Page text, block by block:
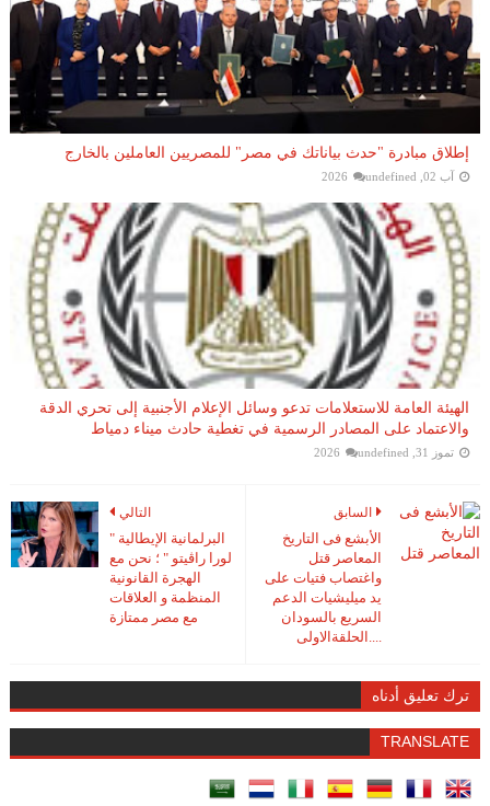
إطلاق مبادرة "حدث بياناتك في مصر" للمصريين العاملين بالخارج
آب 02, 2026 undefined
الهيئة العامة للاستعلامات تدعو وسائل الإعلام الأجنبية إلى تحري الدقة
والاعتماد على المصادر الرسمية في تغطية حادث ميناء دمياط
تموز 31, 2026 undefined
التالي
البرلمانية الإيطالية "
لورا راڤيتو " ؛ نحن مع
الهجرة القانونية
المنظمة و العلاقات
مع مصر ممتازة
السابق
الأبشع فى التاريخ
المعاصر قتل
واغتصاب فتيات على
يد ميليشيات الدعم
السريع بالسودان
....الحلقةالاولى
ترك تعليق أدناه
TRANSLATE